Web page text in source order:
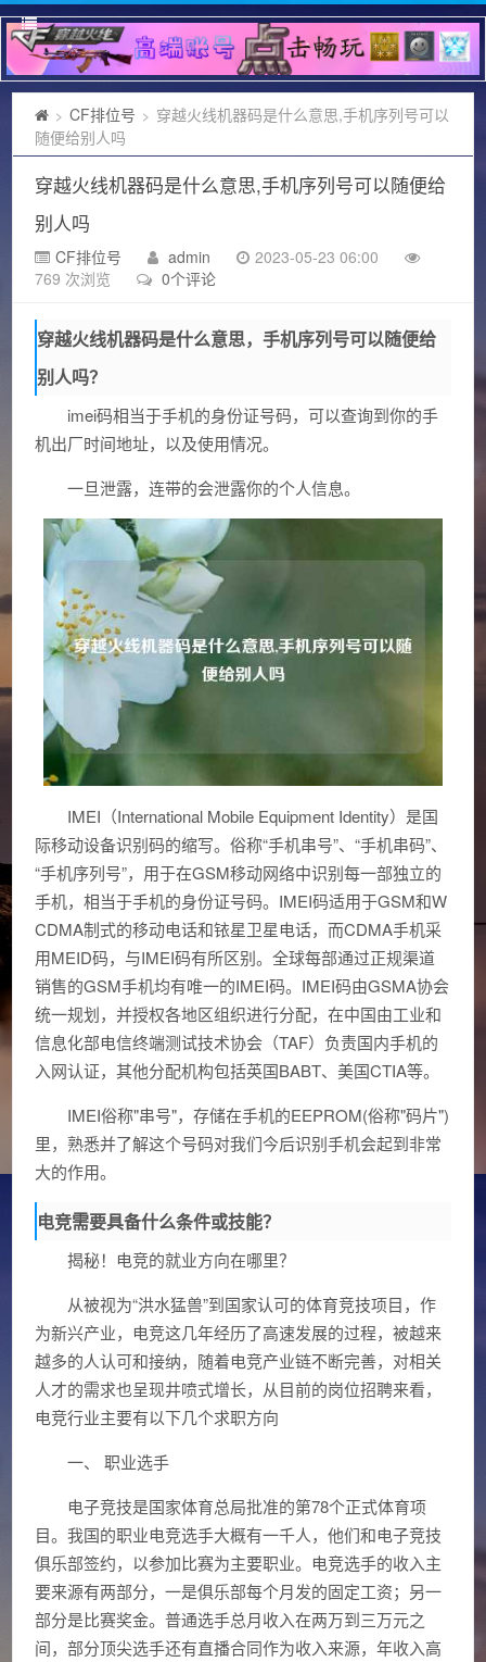
> CF排位号 > 穿越火线机器码是什么意思,手机序列号可以
随便给别人吗
穿越火线机器码是什么意思,手机序列号可以随便给
别人吗
CF排位号 admin
2023-05-23 06:00
769 次浏览
0个评论
穿越火线机器码是什么意思，手机序列号可以随便给
别人吗？
imei码相当于手机的身份证号码，可以查询到你的手
机出厂时间地址，以及使用情况。
一旦泄露，连带的会泄露你的个人信息。
IMEI（International Mobile Equipment Identity）是国
际移动设备识别码的缩写。俗称“手机串号”、“手机串码”、
“手机序列号”，用于在GSM移动网络中识别每一部独立的
手机，相当于手机的身份证号码。IMEI码适用于GSM和W
CDMA制式的移动电话和铱星卫星电话，而CDMA手机采
用MEID码，与IMEI码有所区别。全球每部通过正规渠道
销售的GSM手机均有唯一的IMEI码。IMEI码由GSMA协会
统一规划，并授权各地区组织进行分配，在中国由工业和
信息化部电信终端测试技术协会（TAF）负责国内手机的
入网认证，其他分配机构包括英国BABT、美国CTIA等。
IMEI俗称"串号"，存储在手机的EEPROM(俗称"码片")
里，熟悉并了解这个号码对我们今后识别手机会起到非常
大的作用。
电竞需要具备什么条件或技能？
揭秘！电竞的就业方向在哪里？
从被视为“洪水猛兽”到国家认可的体育竞技项目，作
为新兴产业，电竞这几年经历了高速发展的过程，被越来
越多的人认可和接纳，随着电竞产业链不断完善，对相关
人才的需求也呈现井喷式增长，从目前的岗位招聘来看，
电竞行业主要有以下几个求职方向
一、 职业选手
电子竞技是国家体育总局批准的第78个正式体育项
目。我国的职业电竞选手大概有一千人，他们和电子竞技
俱乐部签约，以参加比赛为主要职业。电竞选手的收入主
要来源有两部分，一是俱乐部每个月发的固定工资；另一
部分是比赛奖金。普通选手总月收入在两万到三万元之
间，部分顶尖选手还有直播合同作为收入来源，年收入高